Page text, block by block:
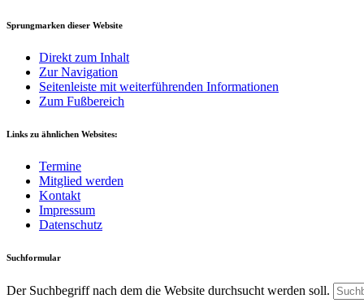
Sprungmarken dieser Website
Direkt zum Inhalt
Zur Navigation
Seitenleiste mit weiterführenden Informationen
Zum Fußbereich
Links zu ähnlichen Websites:
Termine
Mitglied werden
Kontakt
Impressum
Datenschutz
Suchformular
Der Suchbegriff nach dem die Website durchsucht werden soll.